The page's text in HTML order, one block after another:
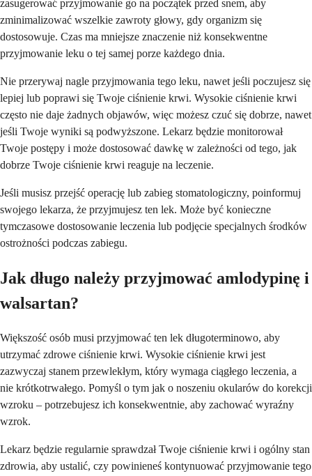
zasugerować przyjmowanie go na początek przed snem, aby
zminimalizować wszelkie zawroty głowy, gdy organizm się
dostosowuje. Czas ma mniejsze znaczenie niż konsekwentne
przyjmowanie leku o tej samej porze każdego dnia.
Nie przerywaj nagle przyjmowania tego leku, nawet jeśli poczujesz się
lepiej lub poprawi się Twoje ciśnienie krwi. Wysokie ciśnienie krwi
często nie daje żadnych objawów, więc możesz czuć się dobrze, nawet
jeśli Twoje wyniki są podwyższone. Lekarz będzie monitorował
Twoje postępy i może dostosować dawkę w zależności od tego, jak
dobrze Twoje ciśnienie krwi reaguje na leczenie.
Jeśli musisz przejść operację lub zabieg stomatologiczny, poinformuj
swojego lekarza, że przyjmujesz ten lek. Może być konieczne
tymczasowe dostosowanie leczenia lub podjęcie specjalnych środków
ostrożności podczas zabiegu.
Jak długo należy przyjmować amlodypinę i
walsartan?
Większość osób musi przyjmować ten lek długoterminowo, aby
utrzymać zdrowe ciśnienie krwi. Wysokie ciśnienie krwi jest
zazwyczaj stanem przewlekłym, który wymaga ciągłego leczenia, a
nie krótkotrwałego. Pomyśl o tym jak o noszeniu okularów do korekcji
wzroku – potrzebujesz ich konsekwentnie, aby zachować wyraźny
wzrok.
Lekarz będzie regularnie sprawdzał Twoje ciśnienie krwi i ogólny stan
zdrowia, aby ustalić, czy powinieneś kontynuować przyjmowanie tego